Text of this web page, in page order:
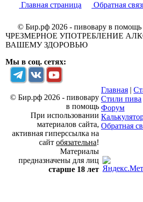
Главная страница Обратная
© Бир.рф 2026 - пивовару в помощь
ЧРЕЗМЕРНОЕ УПОТРЕБЛЕНИЕ
ВАШЕМУ ЗДОРОВЬЮ
Мы в соц. сетях:
© Бир.рф 2026 - пивовару
в помощь
При использовании
материалов сайта,
активная гиперссылка на
сайт обязательна!
Материалы
предназначены для лиц
старше 18 лет
Главная |
Стили пива
Форум
Обратная